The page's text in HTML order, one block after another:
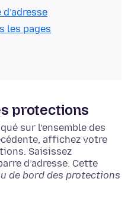
les pages
protections
sur l’ensemble des
affichez votre
Saisissez
d’adresse. Cette
de bord des protections